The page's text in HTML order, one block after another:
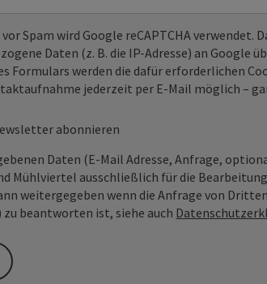
Spam wird Google reCAPTCHA verwendet.
Daten (z. B. die IP-Adresse) an Google
Formulars werden die dafür erforderlichen
jederzeit per E-Mail möglich –
abonnieren
Daten (E-Mail Adresse, Anfrage,
Mühlviertel ausschließlich für die
weitergegeben wenn die Anfrage von
beantworten ist, siehe auch